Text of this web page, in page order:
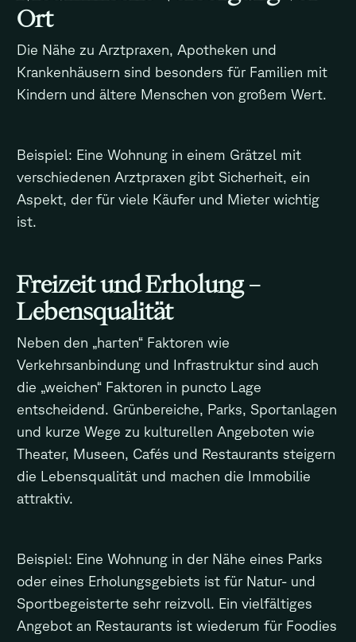
Ort
Die Nähe zu Arztpraxen, Apotheken und
Krankenhäusern sind besonders für Familien mit
Kindern und ältere Menschen von großem Wert.
Beispiel: Eine Wohnung in einem Grätzel mit
verschiedenen Arztpraxen gibt Sicherheit, ein
Aspekt, der für viele Käufer und Mieter wichtig
ist.
Freizeit und Erholung –
Lebensqualität
Neben den „harten“ Faktoren wie
Verkehrsanbindung und Infrastruktur sind auch
die „weichen“ Faktoren in puncto Lage
entscheidend. Grünbereiche, Parks, Sportanlagen
und kurze Wege zu kulturellen Angeboten wie
Theater, Museen, Cafés und Restaurants steigern
die Lebensqualität und machen die Immobilie
attraktiv.
Beispiel: Eine Wohnung in der Nähe eines Parks
oder eines Erholungsgebiets ist für Natur- und
Sportbegeisterte sehr reizvoll. Ein vielfältiges
Angebot an Restaurants ist wiederum für Foodies